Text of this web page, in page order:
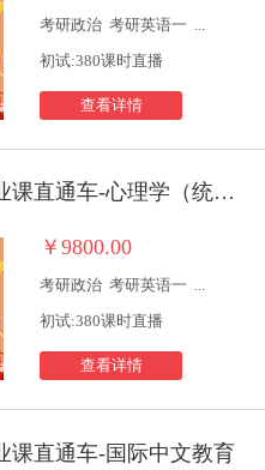
考研政治 考研英语一
初试:380课时直播
查看详情
2027考研网校启学OAO专业课直通车-心理学（统考）
￥9800.00
考研政治 考研英语一 ...
初试:380课时直播
查看详情
课直通车-国际中文教育